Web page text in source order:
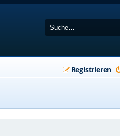
Registrieren